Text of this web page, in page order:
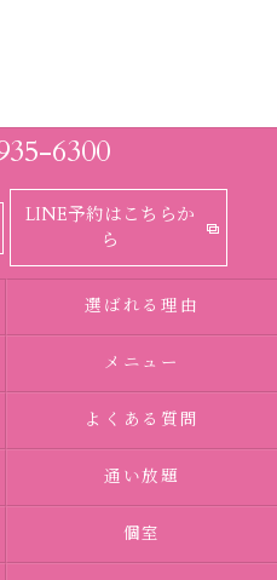
6300
LINE予約はこちらか
ら
選ばれる理由
メニュー
よくある質問
通い放題
個室